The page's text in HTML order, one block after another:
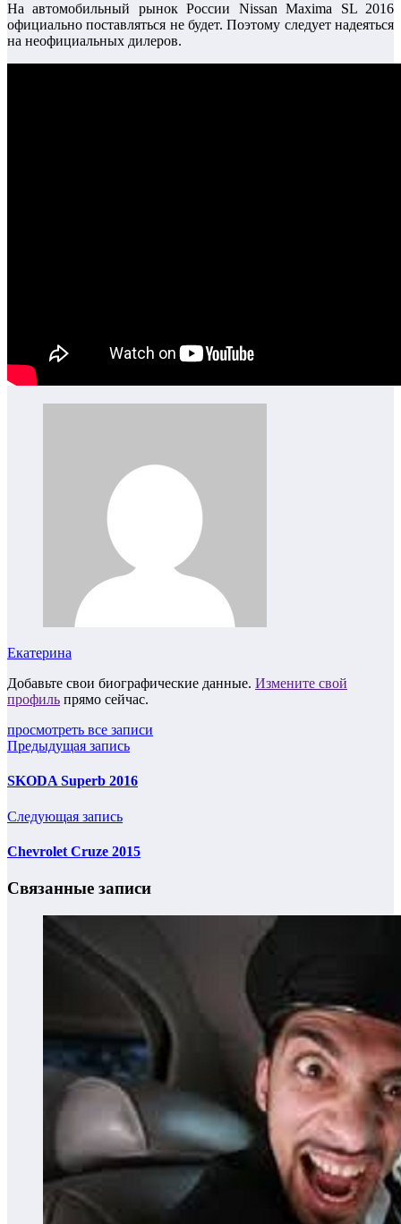
На автомобильный рынок России Nissan Maxima SL 2016
официально поставляться не будет. Поэтому следует надеяться
на неофициальных дилеров.
Екатерина
Добавьте свои биографические данные. Измените свой
профиль прямо сейчас.
просмотреть все записи
Предыдущая запись
SKODA Superb 2016
Следующая запись
Chevrolet Cruze 2015
Связанные записи